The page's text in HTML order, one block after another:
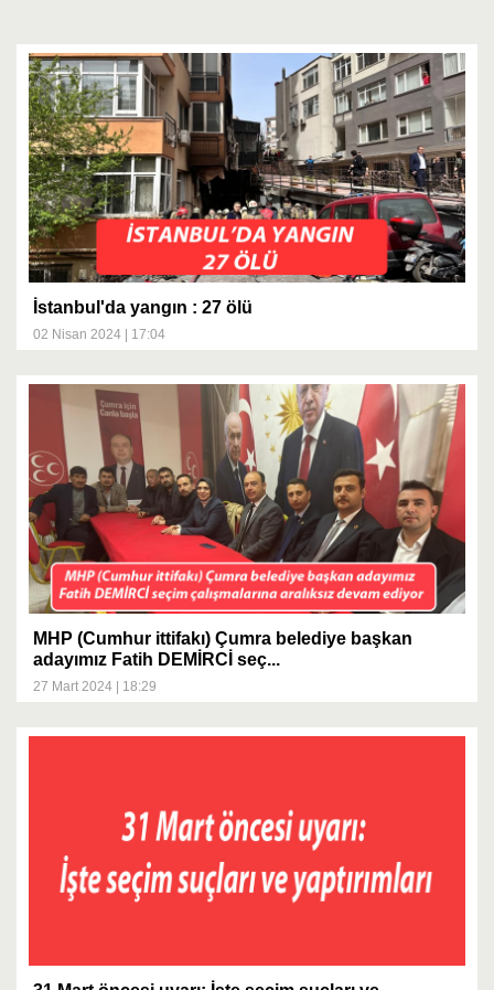
İstanbul'da yangın : 27 ölü
02 Nisan 2024 | 17:04
MHP (Cumhur ittifakı) Çumra belediye başkan
adayımız Fatih DEMİRCİ seç...
27 Mart 2024 | 18:29